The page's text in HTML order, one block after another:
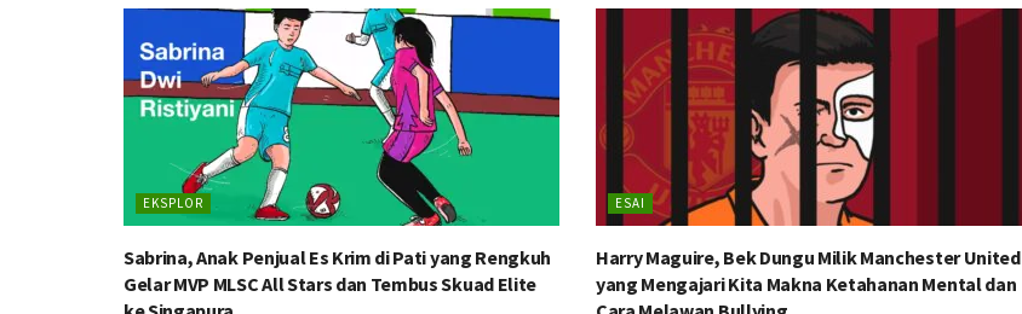
EKSPLOR
Sabrina, Anak Penjual Es Krim di Pati yang Rengkuh
Gelar MVP MLSC All Stars dan Tembus Skuad Elite
ESAI
Harry Maguire, Bek Dungu Milik Manchester United
yang Mengajari Kita Makna Ketahanan Mental dan